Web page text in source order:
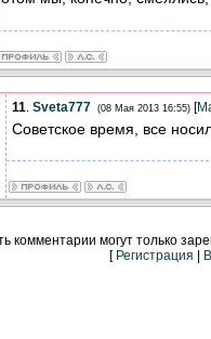
11. Sveta777 (08 Мая 2013 16:55) [
Советское время, все
комментарии могут только
[ Регистрация